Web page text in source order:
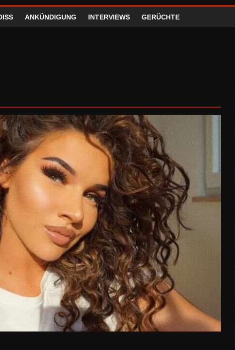
ANKÜNDIGUNG INTERVIEWS GERÜCHTE